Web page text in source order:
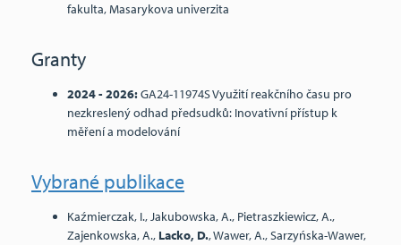
fakulta, Masarykova univerzita
Granty
2024 - 2026:GA24-11974S Využití reakčního času pro
nezkreslený odhad předsudků: Inovativní přístup k
měření a modelování
Vybrané publikace
Kaźmierczak, I., Jakubowska, A., Pietraszkiewicz, A.,
Zajenkowska, A., Lacko, D., Wawer, A., Sarzyńska-Wawer,